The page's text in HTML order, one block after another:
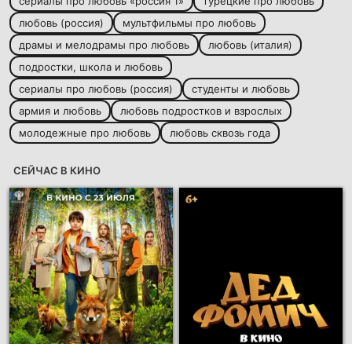
любовь (россия)
мультфильмы про любовь
драмы и мелодрамы про любовь
любовь (италия)
подростки, школа и любовь
сериалы про любовь (россия)
студенты и любовь
армия и любовь
любовь подростков и взрослых
молодежные про любовь
любовь сквозь года
СЕЙЧАС В КИНО